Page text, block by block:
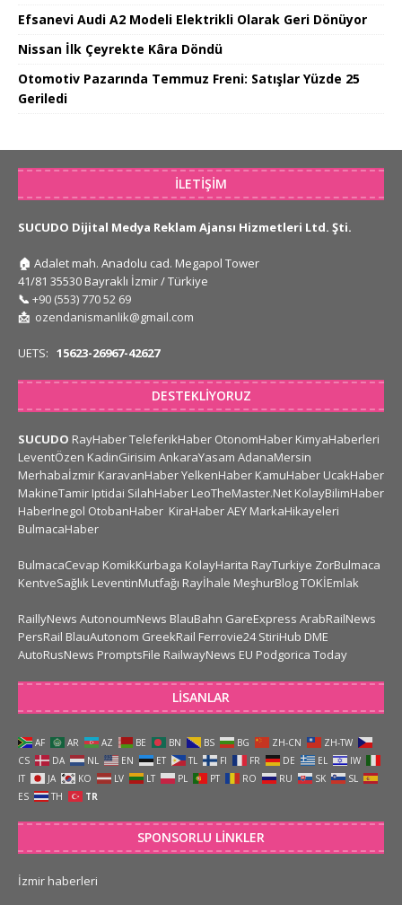
Efsanevi Audi A2 Modeli Elektrikli Olarak Geri Dönüyor
Nissan İlk Çeyrekte Kâra Döndü
Otomotiv Pazarında Temmuz Freni: Satışlar Yüzde 25
Geriledi
İLETIŞIM
SUCUDO Dijital Medya Reklam Ajansı Hizmetleri Ltd. Şti.
🏠 Adalet mah. Anadolu cad. Megapol Tower
41/81 35530 Bayraklı İzmir / Türkiye
📞 +90 (553) 770 52 69
📩 ozendanismanlik@gmail.com
UETS: 15623-26967-42627
DESTEKLIYORUZ
SUCUDO RayHaberTeleferikHaber OtonomHaber KimyaHaberleri
LeventÖzen KadinGirisim AnkaraYasam AdanaMersin
Merhabaİzmir KaravanHaberYelkenHaber KamuHaber UcakHaber
MakineTamir Iptidai SilahHaber LeoTheMaster.Net KolayBilimHaber
HaberInegol OtobanHaber KiraHaberAEY MarkaHikayeleri
BulmacaHaber
BulmacaCevap KomikKurbaga KolayHarita RayTurkiye ZorBulmaca
KentveSağlık LeventinMutfağı Rayİhale MeşhurBlogTOKİEmlak
RaillyNews AutonoumNews BlauBahn GareExpress ArabRailNews
PersRail BlauAutonom GreekRail Ferrovie24 StiriHub DME
AutoRusNews PromptsFile RailwayNews EU Podgorica Today
LISANLAR
AF AR AZ BE BN BS BG ZH-CN
ZH-TW
CS
DA NL EN ET TL FI FR DE EL
IW
IT
JA KO LV LT PL PT RO RU SK
SL
ES
TH TR
SPONSORLU LINKLER
İzmir haberleri